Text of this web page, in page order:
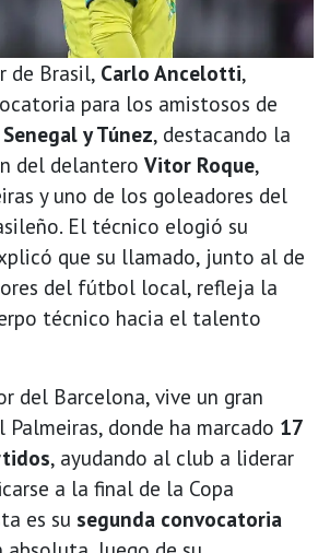
de Brasil, Carlo Ancelotti,
para los amistosos de
Senegal y Túnez, destacando la
del delantero Vitor Roque,
y uno de los goleadores del
El técnico elogió su
que su llamado, junto al de
del fútbol local, refleja la
técnico hacia el talento
del Barcelona, vive un gran
donde ha marcado 17
, ayudando al club a liderar
a la final de la Copa
es su segunda convocatoria